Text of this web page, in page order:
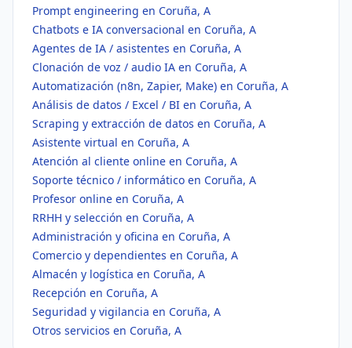
Prompt engineering en Coruña, A
Chatbots e IA conversacional en Coruña, A
Agentes de IA / asistentes en Coruña, A
Clonación de voz / audio IA en Coruña, A
Automatización (n8n, Zapier, Make) en Coruña, A
Análisis de datos / Excel / BI en Coruña, A
Scraping y extracción de datos en Coruña, A
Asistente virtual en Coruña, A
Atención al cliente online en Coruña, A
Soporte técnico / informático en Coruña, A
Profesor online en Coruña, A
RRHH y selección en Coruña, A
Administración y oficina en Coruña, A
Comercio y dependientes en Coruña, A
Almacén y logística en Coruña, A
Recepción en Coruña, A
Seguridad y vigilancia en Coruña, A
Otros servicios en Coruña, A